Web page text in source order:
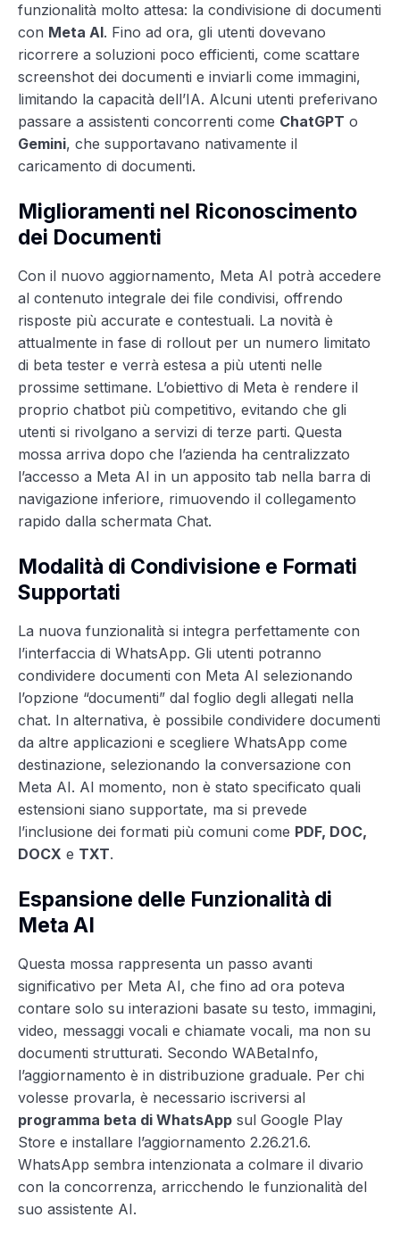
funzionalità molto attesa: la condivisione di documenti
con Meta AI. Fino ad ora, gli utenti dovevano
ricorrere a soluzioni poco efficienti, come scattare
screenshot dei documenti e inviarli come immagini,
limitando la capacità dell’IA. Alcuni utenti preferivano
passare a assistenti concorrenti come ChatGPT o
Gemini, che supportavano nativamente il
caricamento di documenti.
Miglioramenti nel Riconoscimento
dei Documenti
Con il nuovo aggiornamento, Meta AI potrà accedere
al contenuto integrale dei file condivisi, offrendo
risposte più accurate e contestuali. La novità è
attualmente in fase di rollout per un numero limitato
di beta tester e verrà estesa a più utenti nelle
prossime settimane. L’obiettivo di Meta è rendere il
proprio chatbot più competitivo, evitando che gli
utenti si rivolgano a servizi di terze parti. Questa
mossa arriva dopo che l’azienda ha centralizzato
l’accesso a Meta AI in un apposito tab nella barra di
navigazione inferiore, rimuovendo il collegamento
rapido dalla schermata Chat.
Modalità di Condivisione e Formati
Supportati
La nuova funzionalità si integra perfettamente con
l’interfaccia di WhatsApp. Gli utenti potranno
condividere documenti con Meta AI selezionando
l’opzione “documenti” dal foglio degli allegati nella
chat. In alternativa, è possibile condividere documenti
da altre applicazioni e scegliere WhatsApp come
destinazione, selezionando la conversazione con
Meta AI. Al momento, non è stato specificato quali
estensioni siano supportate, ma si prevede
l’inclusione dei formati più comuni come PDF, DOC,
DOCX e TXT.
Espansione delle Funzionalità di
Meta AI
Questa mossa rappresenta un passo avanti
significativo per Meta AI, che fino ad ora poteva
contare solo su interazioni basate su testo, immagini,
video, messaggi vocali e chiamate vocali, ma non su
documenti strutturati. Secondo WABetaInfo,
l’aggiornamento è in distribuzione graduale. Per chi
volesse provarla, è necessario iscriversi al
programma beta di WhatsApp sul Google Play
Store e installare l’aggiornamento 2.26.21.6.
WhatsApp sembra intenzionata a colmare il divario
con la concorrenza, arricchendo le funzionalità del
suo assistente AI.